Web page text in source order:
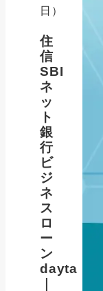
日）
住
信
SBI
ネ
ッ
ト
銀
行
ビ
ジ
ネ
ス
ロ
ー
ン
dayta